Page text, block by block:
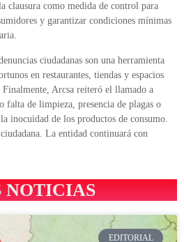
clausura como medida de control para
y garantizar condiciones mínimas
ciudadanas son una herramienta
en restaurantes, tiendas y espacios
Arcsa reiteró el llamado a
falta de limpieza, presencia de plagas o
inocuidad de los productos de consumo.
La entidad continuará con
NOTICIAS
EDITORIAL